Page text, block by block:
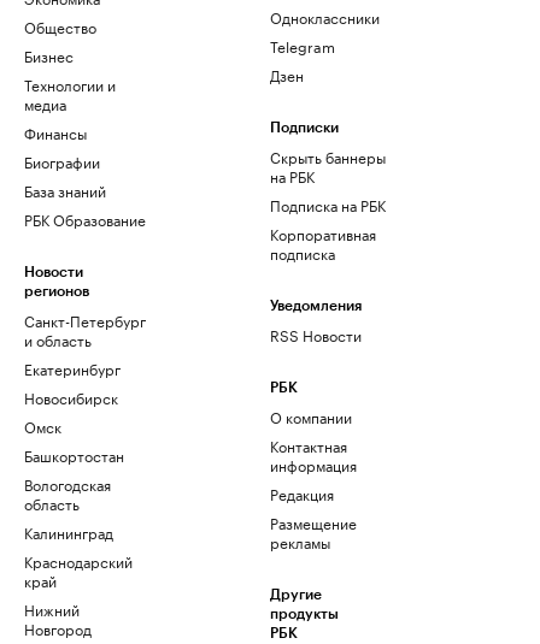
Общество
Бизнес
Технологии и
медиа
Финансы
Биографии
База знаний
РБК Образование
Новости
регионов
Санкт-Петербург
и область
Екатеринбург
Новосибирск
Омск
Башкортостан
Вологодская
область
Калининград
Краснодарский
край
Нижний
Новгород
Одноклассники
Telegram
Дзен
Подписки
Скрыть баннеры
на РБК
Подписка на РБК
Корпоративная
подписка
Уведомления
RSS Новости
РБК
О компании
Контактная
информация
Редакция
Размещение
рекламы
Другие
продукты
РБК